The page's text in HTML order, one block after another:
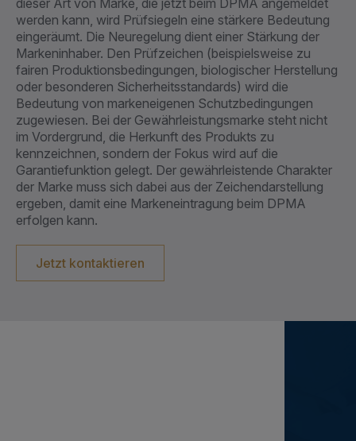
dieser Art von Marke, die jetzt beim DPMA angemeldet
werden kann, wird Prüfsiegeln eine stärkere Bedeutung
eingeräumt. Die Neuregelung dient einer Stärkung der
Markeninhaber. Den Prüfzeichen (beispielsweise zu
fairen Produktionsbedingungen, biologischer Herstellung
oder besonderen Sicherheitsstandards) wird die
Bedeutung von markeneigenen Schutzbedingungen
zugewiesen. Bei der Gewährleistungsmarke steht nicht
im Vordergrund, die Herkunft des Produkts zu
kennzeichnen, sondern der Fokus wird auf die
Garantiefunktion gelegt. Der gewährleistende Charakter
der Marke muss sich dabei aus der Zeichendarstellung
ergeben, damit eine Markeneintragung beim DPMA
erfolgen kann.
Jetzt kontaktieren